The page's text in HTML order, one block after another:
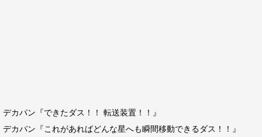
デカパン『できたダス！！ 転送装置！！』
デカパン『これがあればどんな星へも瞬間移動できるダス！！』